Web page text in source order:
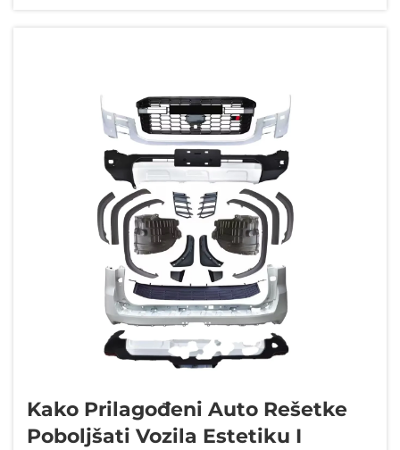
Kako Prilagođeni Auto Rešetke
Poboljšati Vozila Estetiku I